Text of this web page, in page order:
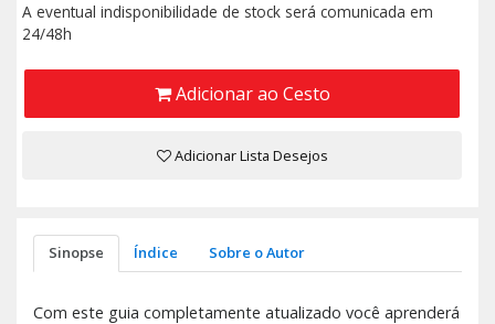
A eventual indisponibilidade de stock será comunicada em
24/48h
Adicionar ao Cesto
Adicionar Lista Desejos
Sinopse Índice Sobre o Autor
Com este guia completamente atualizado você aprenderá